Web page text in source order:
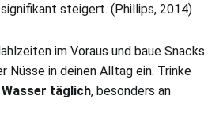
steigert. (Phillips, 2014)
im Voraus und baue Snacks
Nüsse in deinen Alltag ein. Trinke
täglich, besonders an